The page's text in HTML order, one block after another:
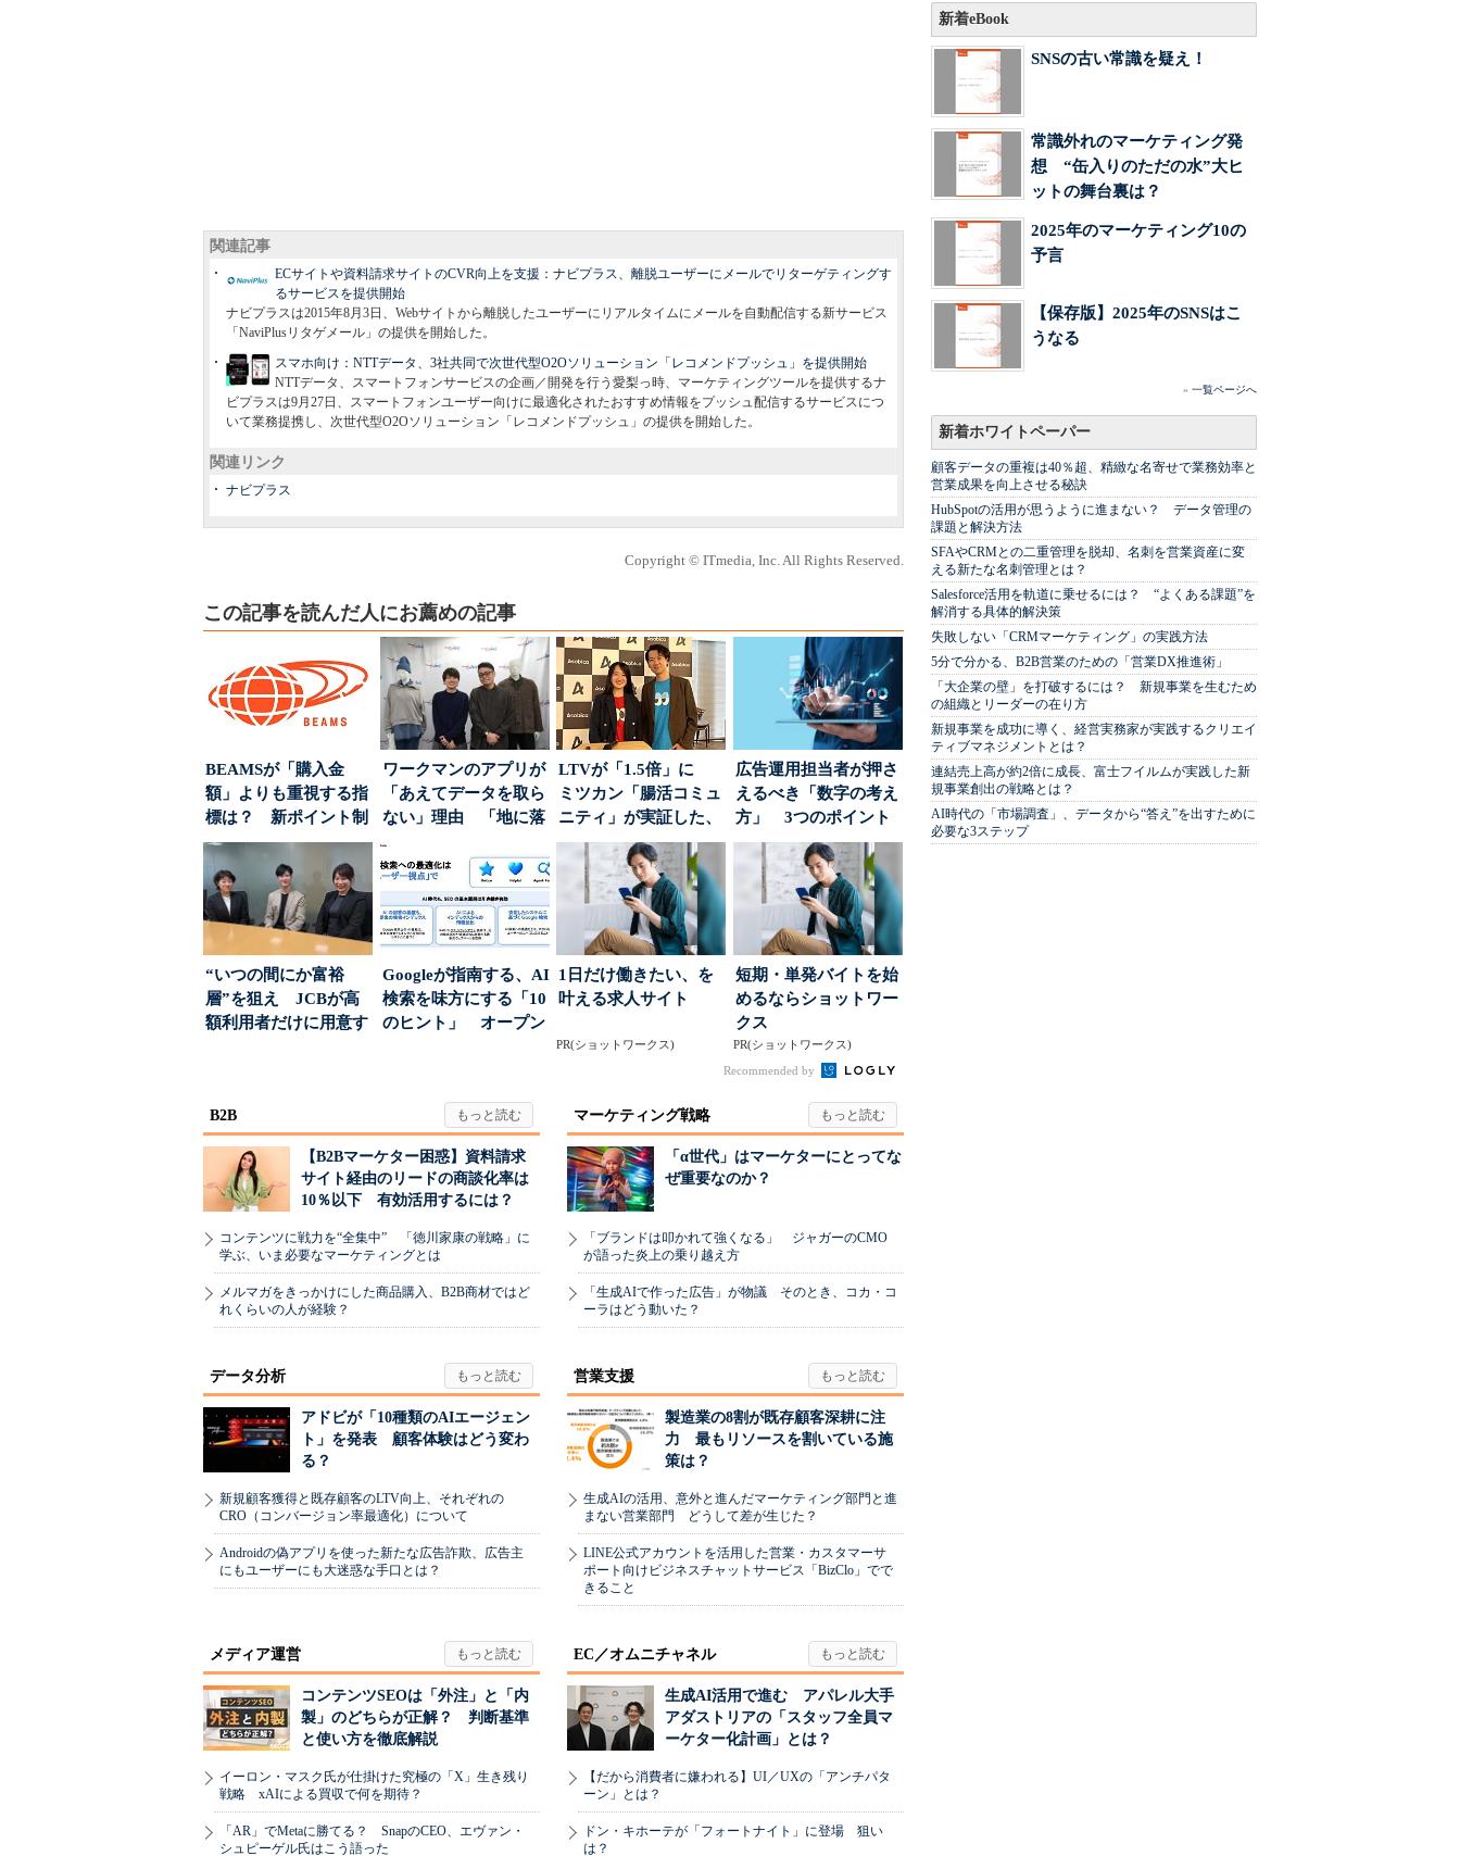
関連記事
ECサイトや資料請求サイトのCVR向上を支援：ナビプラス、離脱ユーザーにメールでリターゲティングす
るサービスを提供開始
ナビプラスは2015年8月3日、Webサイトから離脱したユーザーにリアルタイムにメールを自動配信する新サービス
「NaviPlusリタゲメール」の提供を開始した。
スマホ向け：NTTデータ、3社共同で次世代型O2Oソリューション「レコメンドプッシュ」を提供開始
NTTデータ、スマートフォンサービスの企画／開発を行う愛梨っ時、マーケティングツールを提供するナ
ビプラスは9月27日、スマートフォンユーザー向けに最適化されたおすすめ情報をプッシュ配信するサービスにつ
いて業務提携し、次世代型O2Oソリューション「レコメンドプッシュ」の提供を開始した。
関連リンク
ナビプラス
Copyright © ITmedia, Inc. All Rights Reserved.
この記事を読んだ人にお薦めの記事
BEAMSが「購入金
額」よりも重視する指
標は？ 新ポイント制
度の狙い
ワークマンのアプリが
「あえてデータを取ら
ない」理由 「地に落
ちた顧客満足度」を
引...
LTVが「1.5倍」に
ミツカン「腸活コミュ
ニティ」が実証した、
値上げ時代に選ば...
広告運用担当者が押さ
えるべき「数字の考え
方」 3つのポイント
とは
“いつの間にか富裕
層”を狙え JCBが高
額利用者だけに用意す
Googleが指南する、AI
検索を味方にする「10
のヒント」 オープン
1日だけ働きたい、を
叶える求人サイト
PR(ショットワークス)
短期・単発バイトを始
めるならショットワー
クス
PR(ショットワークス)
Recommended by
B2B
【B2Bマーケター困惑】資料請求
サイト経由のリードの商談化率は
10％以下 有効活用するには？
コンテンツに戦力を“全集中” 「徳川家康の戦略」に
学ぶ、いま必要なマーケティングとは
メルマガをきっかけにした商品購入、B2B商材ではど
れくらいの人が経験？
マーケティング戦略
「α世代」はマーケターにとってな
ぜ重要なのか？
「ブランドは叩かれて強くなる」 ジャガーのCMO
が語った炎上の乗り越え方
「生成AIで作った広告」が物議 そのとき、コカ・コ
ーラはどう動いた？
データ分析
アドビが「10種類のAIエージェン
ト」を発表 顧客体験はどう変わ
る？
新規顧客獲得と既存顧客のLTV向上、それぞれの
CRO（コンバージョン率最適化）について
Androidの偽アプリを使った新たな広告詐欺、広告主
にもユーザーにも大迷惑な手口とは？
営業支援
製造業の8割が既存顧客深耕に注
力 最もリソースを割いている施
策は？
生成AIの活用、意外と進んだマーケティング部門と進
まない営業部門 どうして差が生じた？
LINE公式アカウントを活用した営業・カスタマーサ
ポート向けビジネスチャットサービス「BizClo」でで
きること
メディア運営
コンテンツSEOは「外注」と「内
製」のどちらが正解？ 判断基準
と使い方を徹底解説
イーロン・マスク氏が仕掛けた究極の「X」生き残り
戦略 xAIによる買収で何を期待？
「AR」でMetaに勝てる？ SnapのCEO、エヴァン・
シュピーゲル氏はこう語った
EC／オムニチャネル
生成AI活用で進む アパレル大手
アダストリアの「スタッフ全員マ
ーケター化計画」とは？
【だから消費者に嫌われる】UI／UXの「アンチパタ
ーン」とは？
ドン・キホーテが「フォートナイト」に登場 狙い
は？
新着eBook
SNSの古い常識を疑え！
常識外れのマーケティング発
想 “缶入りのただの水”大ヒ
ットの舞台裏は？
2025年のマーケティング10の
予言
【保存版】2025年のSNSはこ
うなる
» 一覧ページへ
新着ホワイトペーパー
顧客データの重複は40％超、精緻な名寄せで業務効率と
営業成果を向上させる秘訣
HubSpotの活用が思うように進まない？ データ管理の
課題と解決方法
SFAやCRMとの二重管理を脱却、名刺を営業資産に変
える新たな名刺管理とは？
Salesforce活用を軌道に乗せるには？ “よくある課題”を
解消する具体的解決策
失敗しない「CRMマーケティング」の実践方法
5分で分かる、B2B営業のための「営業DX推進術」
「大企業の壁」を打破するには？ 新規事業を生むため
の組織とリーダーの在り方
新規事業を成功に導く、経営実務家が実践するクリエイ
ティブマネジメントとは？
連結売上高が約2倍に成長、富士フイルムが実践した新
規事業創出の戦略とは？
AI時代の「市場調査」、データから“答え”を出すために
必要な3ステップ